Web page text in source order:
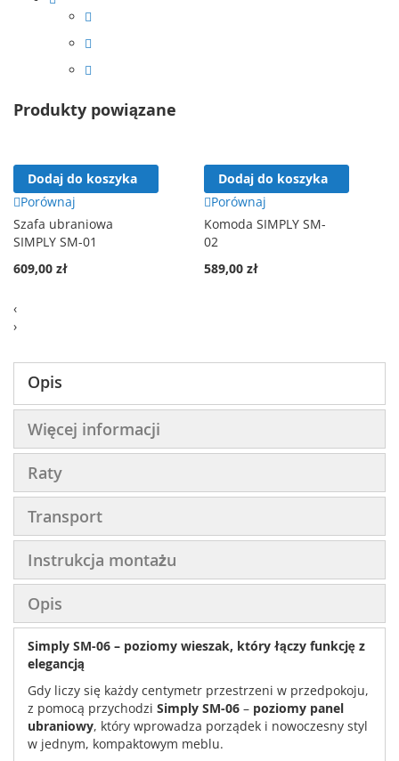
Produkty powiązane
Dodaj do koszyka
Porównaj
Szafa ubraniowa
SIMPLY SM-01
609,00 zł
Dodaj do koszyka
Porównaj
Komoda SIMPLY SM-
02
589,00 zł
‹
›
Opis
Więcej informacji
Raty
Transport
Instrukcja montażu
Opis
Simply SM-06 – poziomy wieszak, który łączy funkcję z
elegancją
Gdy liczy się każdy centymetr przestrzeni w przedpokoju,
z pomocą przychodzi Simply SM-06 – poziomy panel
ubraniowy, który wprowadza porządek i nowoczesny styl
w jednym, kompaktowym meblu.